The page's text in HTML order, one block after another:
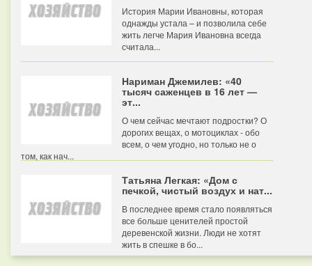
История Марии Ивановны, которая
однажды устала – и позволила себе
жить легче Мария Ивановна всегда
считала...
Нариман Джемилев: «40
тысяч саженцев в 16 лет —
эт...
О чем сейчас мечтают подростки? О
дорогих вещах, о мотоциклах - обо
всем, о чем угодно, но только не о
том, как нач...
Татьяна Легкая: «Дом с
печкой, чистый воздух и нат...
В последнее время стало появляться
все больше ценителей простой
деревенской жизни. Люди не хотят
жить в спешке в бо...